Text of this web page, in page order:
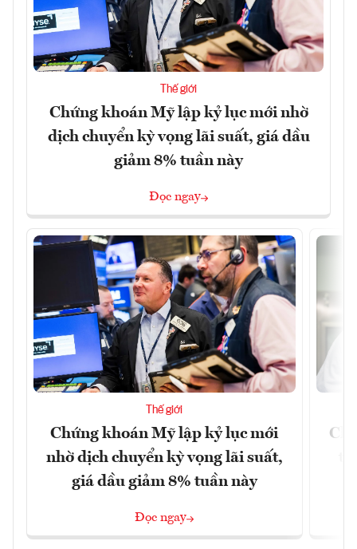
Thế giới
Chứng khoán Mỹ lập kỷ lục mới nhờ
dịch chuyển kỳ vọng lãi suất, giá dầu
giảm 8% tuần này
Đọc ngay
Thế giới
Chứng khoán Mỹ lập kỷ lục mới
nhờ dịch chuyển kỳ vọng lãi suất,
giá dầu giảm 8% tuần này
Đọc ngay